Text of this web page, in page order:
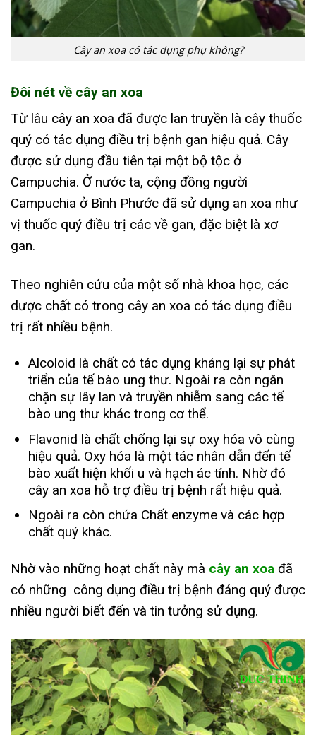
Cây an xoa có tác dụng phụ không?
Đôi nét về cây an xoa
Từ lâu cây an xoa đã được lan truyền là cây thuốc
quý có tác dụng điều trị bệnh gan hiệu quả. Cây
được sử dụng đầu tiên tại một bộ tộc ở
Campuchia. Ở nước ta, cộng đồng người
Campuchia ở Bình Phước đã sử dụng an xoa như
vị thuốc quý điều trị các về gan, đặc biệt là xơ
gan.
Theo nghiên cứu của một số nhà khoa học, các
dược chất có trong cây an xoa có tác dụng điều
trị rất nhiều bệnh.
Alcoloid là chất có tác dụng kháng lại sự phát
triển của tế bào ung thư. Ngoài ra còn ngăn
chặn sự lây lan và truyền nhiễm sang các tế
bào ung thư khác trong cơ thể.
Flavonid là chất chống lại sự oxy hóa vô cùng
hiệu quả. Oxy hóa là một tác nhân dẫn đến tế
bào xuất hiện khối u và hạch ác tính. Nhờ đó
cây an xoa hỗ trợ điều trị bệnh rất hiệu quả.
Ngoài ra còn chứa Chất enzyme và các hợp
chất quý khác.
Nhờ vào những hoạt chất này mà cây an xoa đã
có những công dụng điều trị bệnh đáng quý được
nhiều người biết đến và tin tưởng sử dụng.